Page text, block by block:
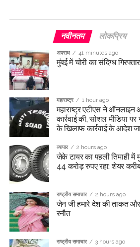
शेयर करीब 6 प्रतिशत
सोने और चांदी में उछाल, करीब 1.1
राजपाल यादव की मुश्किलें बढ़ीं, 16 करोड़ के
लगातार दूसरे दिन हरे निशान में बंद हुआ बाजार,
मैच से पहले कैसे वजन को नियंत्रित रखते हैं
पूरी प्रकिया ...
नवीनतम लोकप्रिय
अपराध 41 minutes ago
मुंबई में चोरी का संदिग्ध
महाराष्ट्र 1 hour ago
महाराष्ट्र एटीएस ने
कार्रवाई की, सोशल मीडिया
के खिलाफ कार्रवाई के आदेश
व्यापार 2 hours ago
जेके टायर का पहली तिमाही
44 करोड़ रुपए रहा; शेयर
राष्ट्रीय समाचार 2 hours ago
जेन जी हमारे देश की ताकत और
रनौत
राष्ट्रीय समाचार 3 hours ago